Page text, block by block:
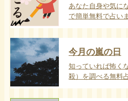
あなた自身や気に
で簡単無料で占い
今月の嵐の日
知っていれば怖く
殺）を調べる無料